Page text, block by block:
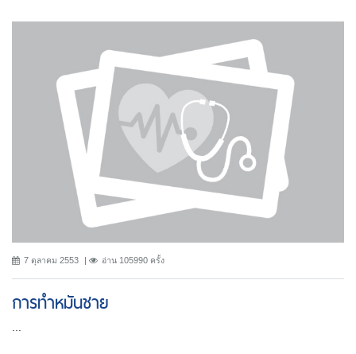
7 ตุลาคม 2553 อ่าน 105990 ครั้ง
การทำหมันชาย